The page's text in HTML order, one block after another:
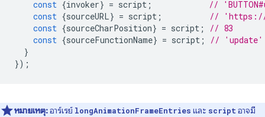
const {invoker} = script ;
//
const {sourceURL} = script ;
// 'https://
const {sourceCharPosition} = script ;
// 83
const {sourceFunctionName} = script ;
// 'update'
}
});
หมายเหตุ:อาร์เรย์ longAnimationFrameEntries และ script อาจมี